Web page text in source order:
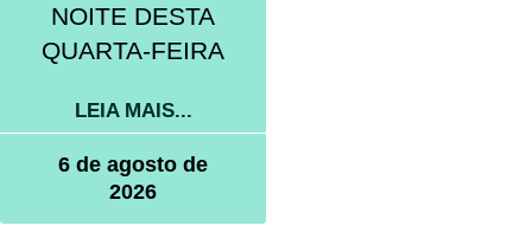
NOITE DESTA
QUARTA-FEIRA
LEIA MAIS...
6 de agosto de
2026